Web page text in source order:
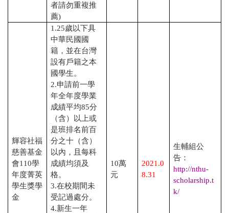
者請勿重複推
薦)
輝容社福
慈善基金
會110學
年度菁英
學生獎學
金
1.25歲以下具
中華民國國
籍，並在台灣
設有戶籍之本
國學生。
2.申請前一學
年全年度學業
成績平均85分
（含）以上或
是班排名前百
分之十（含）
以內，且每科
成績均須及
格。
3.在校期間未
受記過處分。
4.新生一年
10萬
元
2021.0
8.31
生輔組公
告：
http://nthu-
scholarship.t
k/